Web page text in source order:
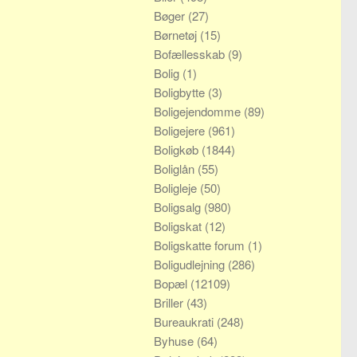
Bøger (27)
Børnetøj (15)
Bofællesskab (9)
Bolig (1)
Boligbytte (3)
Boligejendomme (89)
Boligejere (961)
Boligkøb (1844)
Boliglån (55)
Boligleje (50)
Boligsalg (980)
Boligskat (12)
Boligskatte forum (1)
Boligudlejning (286)
Bopæl (12109)
Briller (43)
Bureaukrati (248)
Byhuse (64)